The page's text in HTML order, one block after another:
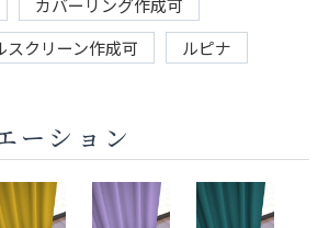
カバーリング作成可
スクリーン作成可
ルピナ
ーション